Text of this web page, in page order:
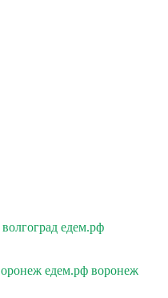
волгоград едем.рф
едем.рф воронеж